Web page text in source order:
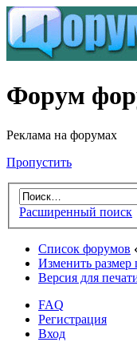
Форум
Реклама на форумах
Пропустить
Расширенный поиск
Список форумов ‹
Изменить размер
Версия для
FAQ
Регистрация
Вход